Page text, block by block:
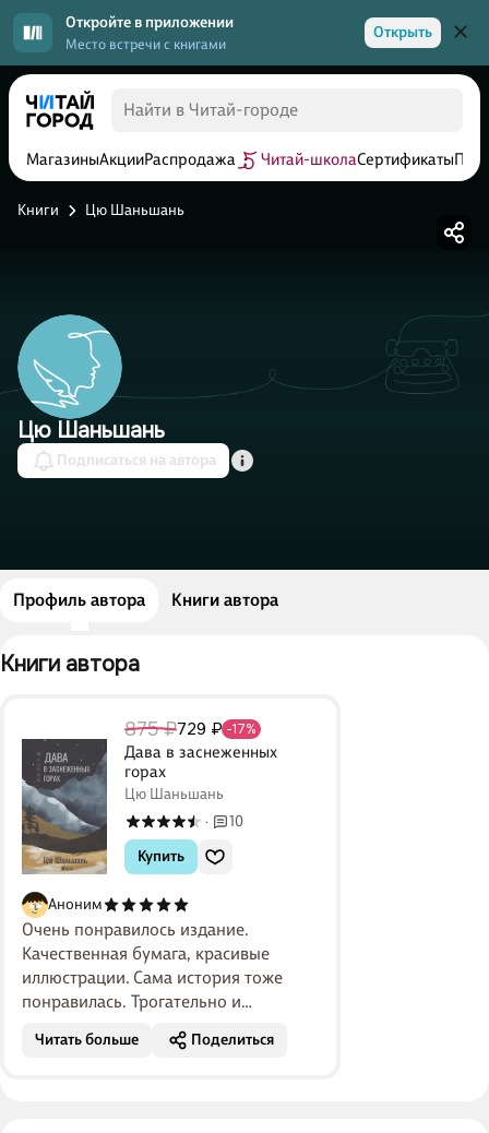
Откройте в приложении
Место встречи с книгами
Открыть
МагазиныАкцииРаспродажа Читай-школаСертификаты
Книги Цю Шаньшань
Цю Шаньшань
Подписаться на автора
Профиль автора Книги автора
Книги автора
875 ₽729 ₽ -17%
Дава в заснеженных
горах
Цю Шаньшань
·
10
Купить
Аноним
Очень понравилось издание.
Качественная бумага, красивые
иллюстрации. Сама история тоже
понравилась. Трогательно и
увлекательно. Приятный перевод,
легкий слог. Повествование идёт про
Читать больше Поделиться